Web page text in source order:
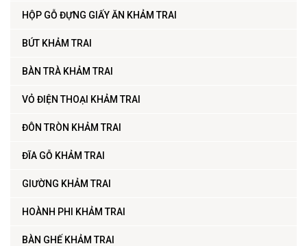
HỘP GỖ ĐỰNG GIẤY ĂN KHẢM TRAI
BÚT KHẢM TRAI
BÀN TRÀ KHẢM TRAI
VỎ ĐIỆN THOẠI KHẢM TRAI
ĐÔN TRÒN KHẢM TRAI
ĐĨA GỖ KHẢM TRAI
GIƯỜNG KHẢM TRAI
HOÀNH PHI KHẢM TRAI
BÀN GHẾ KHẢM TRAI